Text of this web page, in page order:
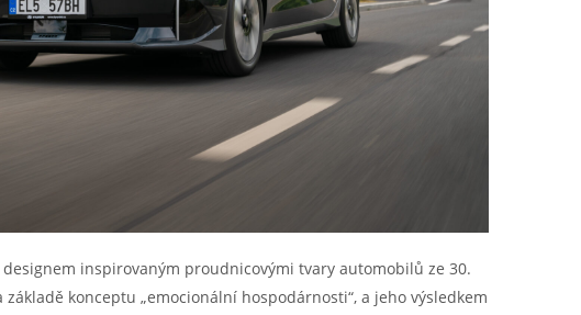
inspirovaným proudnicovými tvary automobilů ze 30.
konceptu „emocionální hospodárnosti“, a jeho výsledkem